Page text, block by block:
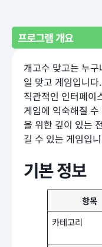
프로그램 개요
개고수 맞고는 누
일 맞고 게임입니
직관적인 인터페이
게임에 익숙해질
을 위한 깊이 있는
길 수 있는 게임입
기본 정보
항목
카테고리